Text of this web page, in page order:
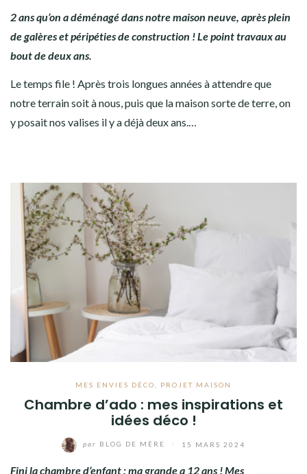
2 ans qu’on a déménagé dans notre maison neuve, après plein
de galères et péripéties de construction ! Le point travaux au
bout de deux ans.
Le temps file ! Après trois longues années à attendre que
notre terrain soit à nous, puis que la maison sorte de terre, on
y posait nos valises il y a déjà deux ans.…
MES ENVIES DÉCO PROJET MAISON
Chambre d’ado : mes inspirations et
idées déco !
par BLOG DE MÈRE 15 MARS 2024
Fini la chambre d’enfant : ma grande a 12 ans ! Mes